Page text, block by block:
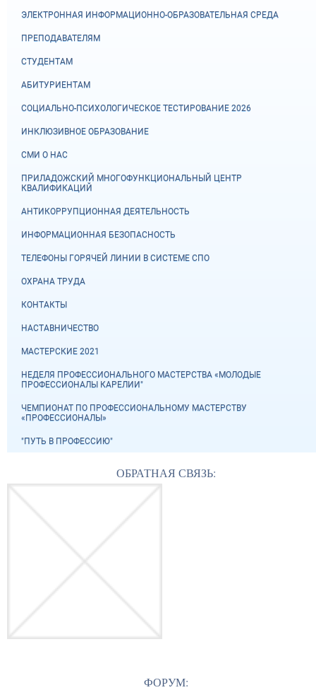
ЭЛЕКТРОННАЯ ИНФОРМАЦИОННО-ОБРАЗОВАТЕЛЬНАЯ СРЕДА
ПРЕПОДАВАТЕЛЯМ
СТУДЕНТАМ
АБИТУРИЕНТАМ
СОЦИАЛЬНО-ПСИХОЛОГИЧЕСКОЕ ТЕСТИРОВАНИЕ 2026
ИНКЛЮЗИВНОЕ ОБРАЗОВАНИЕ
СМИ О НАС
ПРИЛАДОЖСКИЙ МНОГОФУНКЦИОНАЛЬНЫЙ ЦЕНТР
КВАЛИФИКАЦИЙ
АНТИКОРРУПЦИОННАЯ ДЕЯТЕЛЬНОСТЬ
ИНФОРМАЦИОННАЯ БЕЗОПАСНОСТЬ
ТЕЛЕФОНЫ ГОРЯЧЕЙ ЛИНИИ В СИСТЕМЕ СПО
ОХРАНА ТРУДА
КОНТАКТЫ
НАСТАВНИЧЕСТВО
МАСТЕРСКИЕ 2021
НЕДЕЛЯ ПРОФЕССИОНАЛЬНОГО МАСТЕРСТВА «МОЛОДЫЕ
ПРОФЕССИОНАЛЫ КАРЕЛИИ"
ЧЕМПИОНАТ ПО ПРОФЕССИОНАЛЬНОМУ МАСТЕРСТВУ
«ПРОФЕССИОНАЛЫ»
"ПУТЬ В ПРОФЕССИЮ"
ОБРАТНАЯ СВЯЗЬ:
ФОРУМ: